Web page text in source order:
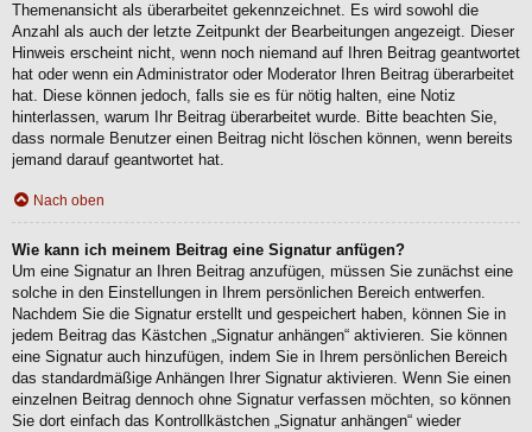
Themenansicht als überarbeitet gekennzeichnet. Es wird sowohl die
Anzahl als auch der letzte Zeitpunkt der Bearbeitungen angezeigt. Dieser
Hinweis erscheint nicht, wenn noch niemand auf Ihren Beitrag geantwortet
hat oder wenn ein Administrator oder Moderator Ihren Beitrag überarbeitet
hat. Diese können jedoch, falls sie es für nötig halten, eine Notiz
hinterlassen, warum Ihr Beitrag überarbeitet wurde. Bitte beachten Sie,
dass normale Benutzer einen Beitrag nicht löschen können, wenn bereits
jemand darauf geantwortet hat.
Nach oben
Wie kann ich meinem Beitrag eine Signatur anfügen?
Um eine Signatur an Ihren Beitrag anzufügen, müssen Sie zunächst eine
solche in den Einstellungen in Ihrem persönlichen Bereich entwerfen.
Nachdem Sie die Signatur erstellt und gespeichert haben, können Sie in
jedem Beitrag das Kästchen „Signatur anhängen“ aktivieren. Sie können
eine Signatur auch hinzufügen, indem Sie in Ihrem persönlichen Bereich
das standardmäßige Anhängen Ihrer Signatur aktivieren. Wenn Sie einen
einzelnen Beitrag dennoch ohne Signatur verfassen möchten, so können
Sie dort einfach das Kontrollkästchen „Signatur anhängen“ wieder